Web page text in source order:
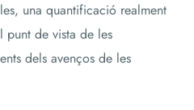
una quantificació realment
punt de vista de les
dels avenços de les